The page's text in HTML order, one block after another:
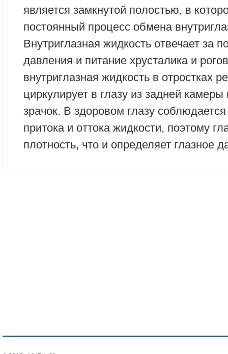
является замкнутой полостью, в
постоянный процесс обмена
Внутриглазная жидкость отвечает за
давления и питание хрусталика и
внутриглазная жидкость в отростках
циркулирует в глазу из задней
зрачок. В здоровом глазу
притока и оттока жидкости, поэтому
плотность, что и определяет глазное